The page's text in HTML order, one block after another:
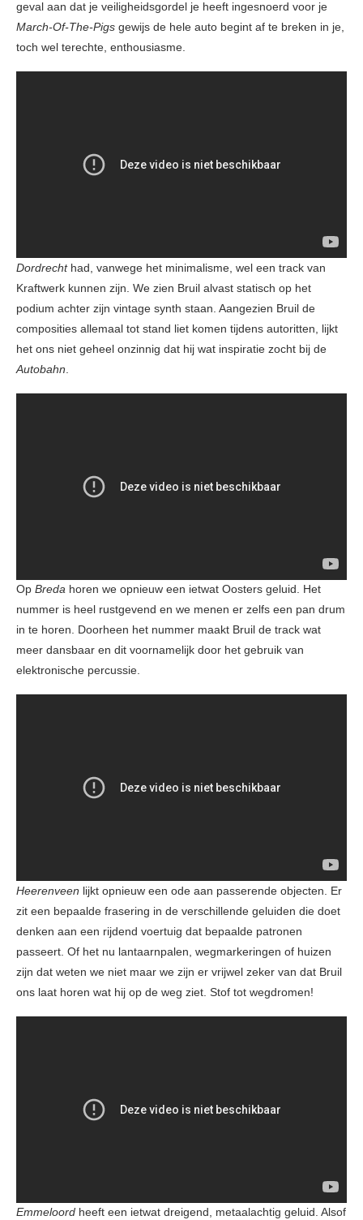
geval aan dat je veiligheidsgordel je heeft ingesnoerd voor je
March-Of-The-Pigs gewijs de hele auto begint af te breken in je,
toch wel terechte, enthousiasme.
Dordrechthad, vanwege het minimalisme, wel een track van
Kraftwerk kunnen zijn. We zien Bruil alvast statisch op het
podium achter zijn vintage synth staan. Aangezien Bruil de
composities allemaal tot stand liet komen tijdens autoritten, lijkt
het ons niet geheel onzinnig dat hij wat inspiratie zocht bij de
Autobahn
Op Breda horen we opnieuw een ietwat Oosters geluid. Het
nummer is heel rustgevend en we menen er zelfs een pan drum
in te horen. Doorheen het nummer maakt Bruil de track wat
meer dansbaar en dit voornamelijk door het gebruik van
elektronische percussie.
Heerenveen lijkt opnieuw een ode aan passerende objecten. Er
zit een bepaalde frasering in de verschillende geluiden die doet
denken aan een rijdend voertuig dat bepaalde patronen
passeert. Of het nu lantaarnpalen, wegmarkeringen of huizen
zijn dat weten we niet maar we zijn er vrijwel zeker van dat Bruil
ons laat horen wat hij op de weg ziet. Stof tot wegdromen!
Emmeloord heeft een ietwat dreigend, metaalachtig geluid. Alsof